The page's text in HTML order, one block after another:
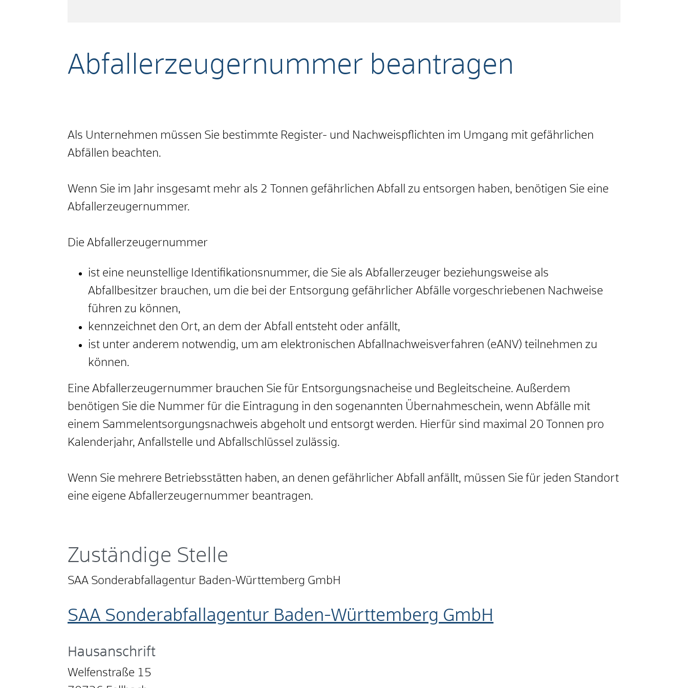
Abfallerzeugernummer beantragen
Als Unternehmen müssen Sie bestimmte Register- und Nachweispflichten im Umgang mit gefährlichen
Abfällen beachten.
Wenn Sie im Jahr insgesamt mehr als 2 Tonnen gefährlichen Abfall zu entsorgen haben, benötigen Sie eine
Abfallerzeugernummer.
Die Abfallerzeugernummer
ist eine neunstellige Identifikationsnummer, die Sie als Abfallerzeuger beziehungsweise als
Abfallbesitzer brauchen, um die bei der Entsorgung gefährlicher Abfälle vorgeschriebenen Nachweise
führen zu können,
kennzeichnet den Ort, an dem der Abfall entsteht oder anfällt,
ist unter anderem notwendig, um am elektronischen Abfallnachweisverfahren (eANV) teilnehmen zu
können.
Eine Abfallerzeugernummer brauchen Sie für Entsorgungsnacheise und Begleitscheine. Außerdem
benötigen Sie die Nummer für die Eintragung in den sogenannten Übernahmeschein, wenn Abfälle mit
einem Sammelentsorgungsnachweis abgeholt und entsorgt werden. Hierfür sind maximal 20 Tonnen pro
Kalenderjahr, Anfallstelle und Abfallschlüssel zulässig.
Wenn Sie mehrere Betriebsstätten haben, an denen gefährlicher Abfall anfällt, müssen Sie für jeden Standort
eine eigene Abfallerzeugernummer beantragen.
Zuständige Stelle
SAA Sonderabfallagentur Baden-Württemberg GmbH
SAA Sonderabfallagentur Baden-Württemberg GmbH
Hausanschrift
Welfenstraße 15